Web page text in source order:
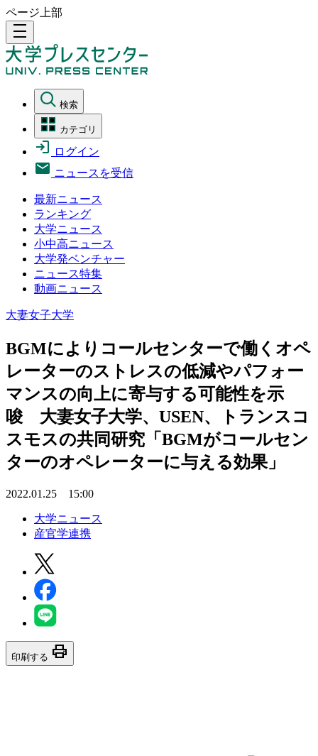
ページ上部
density_medium
検索
カテゴリ
ログイン
ニュースを受信
最新ニュース
ランキング
大学ニュース
小中高ニュース
大学発ベンチャー
ニュース特集
動画ニュース
大妻女子大学
BGMによりコールセンターで働くオペ
レーターのストレスの低減やパフォー
マンスの向上に寄与する可能性を示
唆 大妻女子大学、USEN、トランスコ
スモスの共同研究「BGMがコールセン
ターのオペレーターに与える効果」
2022.01.25 15:00
大学ニュース
産官学連携
印刷する print